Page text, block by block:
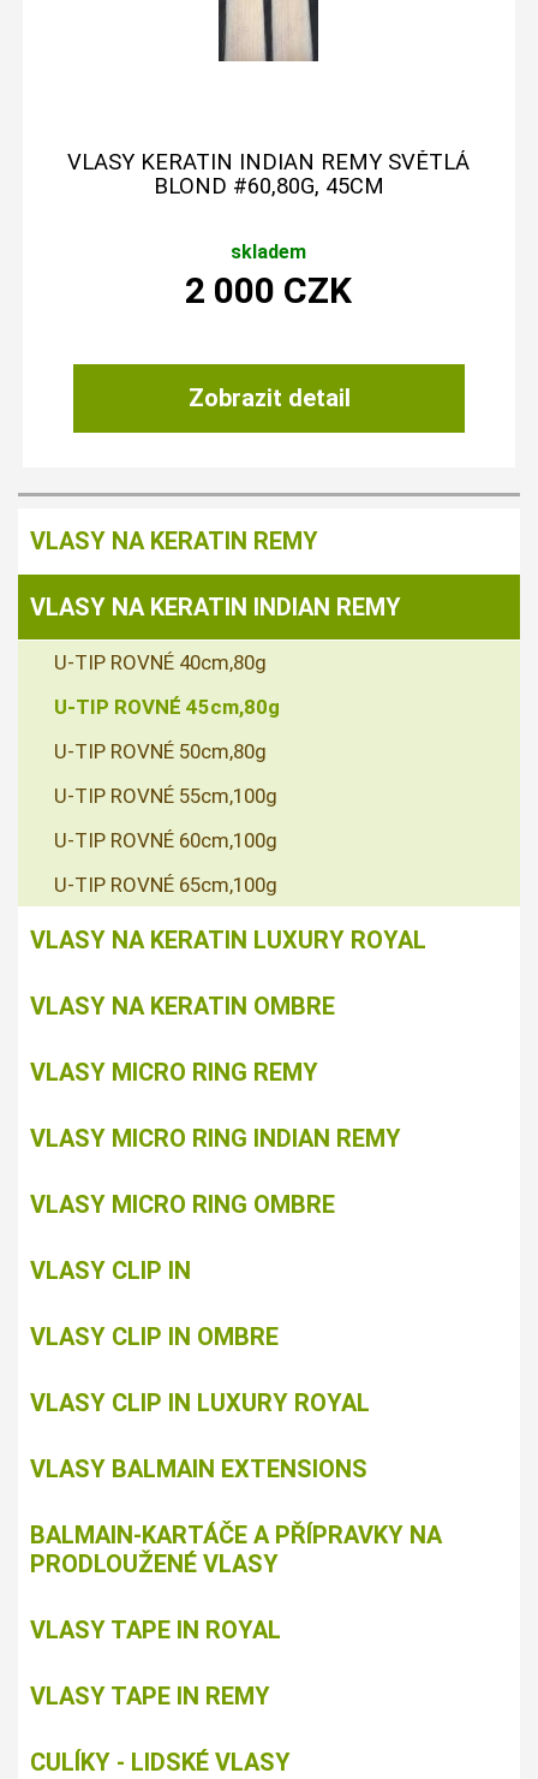
VLASY KERATIN INDIAN REMY SVĚTLÁ
BLOND #60,80G, 45CM
skladem
Zobrazit detail
2 000 CZK
VLASY NA KERATIN REMY
VLASY NA KERATIN INDIAN REMY
U-TIP ROVNÉ 40cm,80g
U-TIP ROVNÉ 45cm,80g
U-TIP ROVNÉ 50cm,80g
U-TIP ROVNÉ 55cm,100g
U-TIP ROVNÉ 60cm,100g
U-TIP ROVNÉ 65cm,100g
VLASY NA KERATIN LUXURY ROYAL
VLASY NA KERATIN OMBRE
VLASY MICRO RING REMY
VLASY MICRO RING INDIAN REMY
VLASY MICRO RING OMBRE
VLASY CLIP IN
VLASY CLIP IN OMBRE
VLASY CLIP IN LUXURY ROYAL
VLASY BALMAIN EXTENSIONS
BALMAIN-KARTÁČE A PŘÍPRAVKY NA
PRODLOUŽENÉ VLASY
VLASY TAPE IN ROYAL
VLASY TAPE IN REMY
CULÍKY - LIDSKÉ VLASY